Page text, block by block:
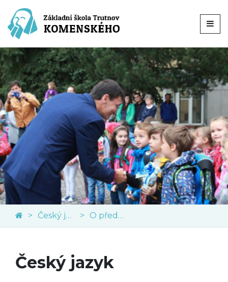
Český jazyk O předmětu
Český jazyk